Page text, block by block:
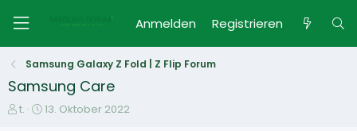
Anmelden Registrieren
Samsung Galaxy Z Fold | Z Flip Forum
Samsung Care
Et.
E
13. Oktober 2022